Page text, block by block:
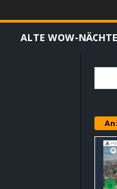
ALTE WOW-NÄCHTE